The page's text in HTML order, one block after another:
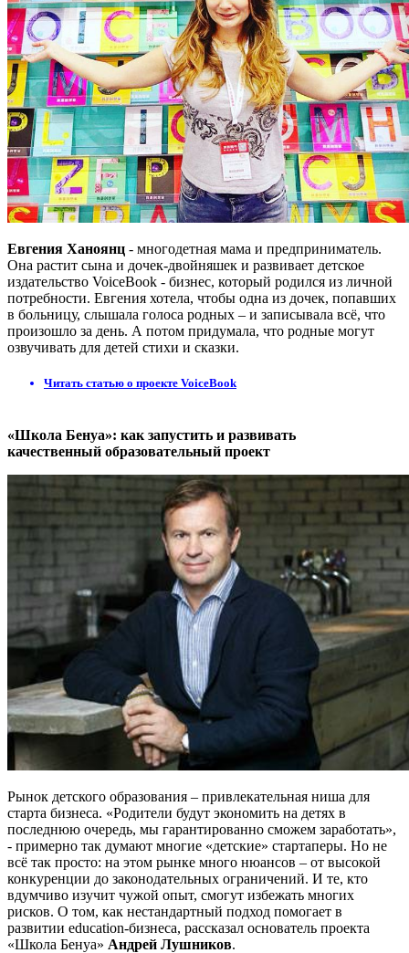
Евгения Ханоянц - многодетная мама и предприниматель.
Она растит сына и дочек-двойняшек и развивает детское
издательство VoiceBook - бизнес, который родился из личной
потребности. Евгения хотела, чтобы одна из дочек, попавших
в больницу, слышала голоса родных – и записывала всё, что
произошло за день. А потом придумала, что родные могут
озвучивать для детей стихи и сказки.
Читать статью о проекте VoiceBook
«Школа Бенуа»: как запустить и развивать
качественный образовательный проект
Рынок детского образования – привлекательная ниша для
старта бизнеса. «Родители будут экономить на детях в
последнюю очередь, мы гарантированно сможем заработать»,
- примерно так думают многие «детские» стартаперы. Но не
всё так просто: на этом рынке много нюансов – от высокой
конкуренции до законодательных ограничений. И те, кто
вдумчиво изучит чужой опыт, смогут избежать многих
рисков. О том, как нестандартный подход помогает в
развитии eduсation-бизнеса, рассказал основатель проекта
«Школа Бенуа» Андрей Лушников.